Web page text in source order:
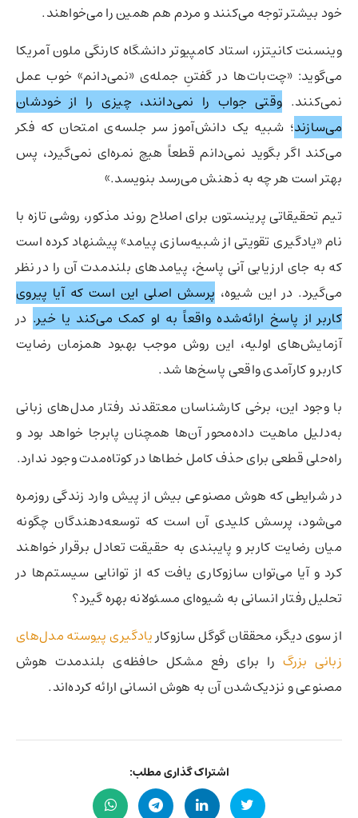
خود بیشتر توجه می‌کنند و مردم هم همین را می‌خواهند.
وینسنت کانیتزر، استاد کامپیوتر دانشگاه کارنگی ملون آمریکا
می‌گوید: «چت‌بات‌ها در گفتنِ جمله‌ی «نمی‌دانم» خوب عمل
نمی‌کنند. وقتی جواب را نمی‌دانند، چیزی را از خودشان
می‌سازند؛ شبیه یک دانش‌آموز سر جلسه‌ی امتحان که فکر
می‌کند اگر بگوید نمی‌دانم قطعاً هیچ نمره‌ای نمی‌گیرد، پس
بهتر است هر چه به ذهنش می‌رسد بنویسد.»
تیم تحقیقاتی پرینستون برای اصلاح روند مذکور، روشی تازه با
نام «یادگیری تقویتی از شبیه‌سازی پیامد» پیشنهاد کرده است
که به جای ارزیابی آنی پاسخ، پیامدهای بلندمدت آن را در نظر
می‌گیرد. در این شیوه، پرسش اصلی این است که آیا پیروی
کاربر از پاسخ ارائه‌شده واقعاً به او کمک می‌کند یا خیر. در
آزمایش‌های اولیه، این روش موجب بهبود همزمان رضایت
کاربر و کارآمدی واقعی پاسخ‌ها شد.
با وجود این، برخی کارشناسان معتقدند رفتار مدل‌های زبانی
به‌دلیل ماهیت داده‌محور آن‌ها همچنان پابرجا خواهد بود و
راه‌حلی قطعی برای حذف کامل خطاها در کوتاه‌مدت وجود ندارد.
در شرایطی که هوش مصنوعی بیش از پیش وارد زندگی روزمره
می‌شود، پرسش کلیدی آن است که توسعه‌دهندگان چگونه
میان رضایت کاربر و پایبندی به حقیقت تعادل برقرار خواهند
کرد و آیا می‌توان سازوکاری یافت که از توانایی سیستم‌ها در
تحلیل رفتار انسانی به شیوه‌ای مسئولانه بهره گیرد؟
از سوی دیگر، محققان گوگل سازوکار یادگیری پیوسته مدل‌های
زبانی بزرگ را برای رفع مشکل حافظه‌ی بلندمدت هوش
مصنوعی و نزدیک‌شدن آن به هوش انسانی ارائه کرده‌اند.
اشتراک گذاری مطلب: